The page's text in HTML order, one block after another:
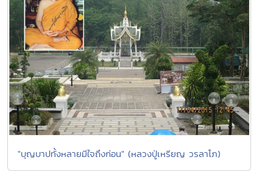
"บุญบาปทั้งหลายมีใจถึงก่อน" (หลวงปู่เหรียญ วรลาโภ)